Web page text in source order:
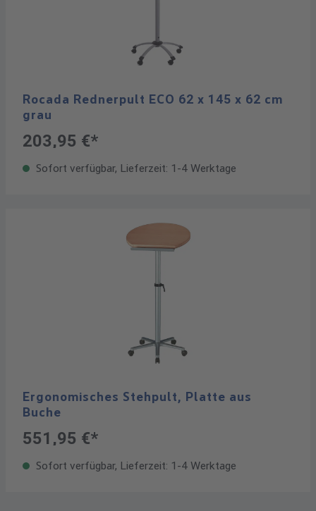
Rocada Rednerpult ECO 62 x 145 x 62 cm
grau
203,95 €*
Sofort verfügbar, Lieferzeit: 1-4 Werktage
Ergonomisches Stehpult, Platte aus
Buche
551,95 €*
Sofort verfügbar, Lieferzeit: 1-4 Werktage